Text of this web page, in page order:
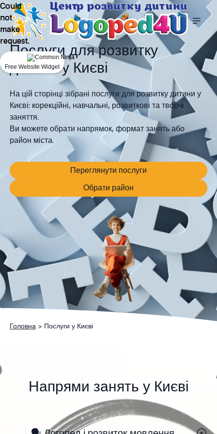
Послуги для розвитку
дитини у Києві
На цій сторінці зібрані послуги для розвитку дитини у
Києві: корекційні, навчальні, розвиткові та творчі
заняття.
Ви можете обрати напрямок, формат занять або
район міста.
Переглянути послуги
Обрати район
Головна > Послуги у Києві
Напрями занять у Києві
Could
not
make
request.
Free Website Widget
Could
not
make
request.
Free Website Widget
Could
not
make
request.
Free Website Widget